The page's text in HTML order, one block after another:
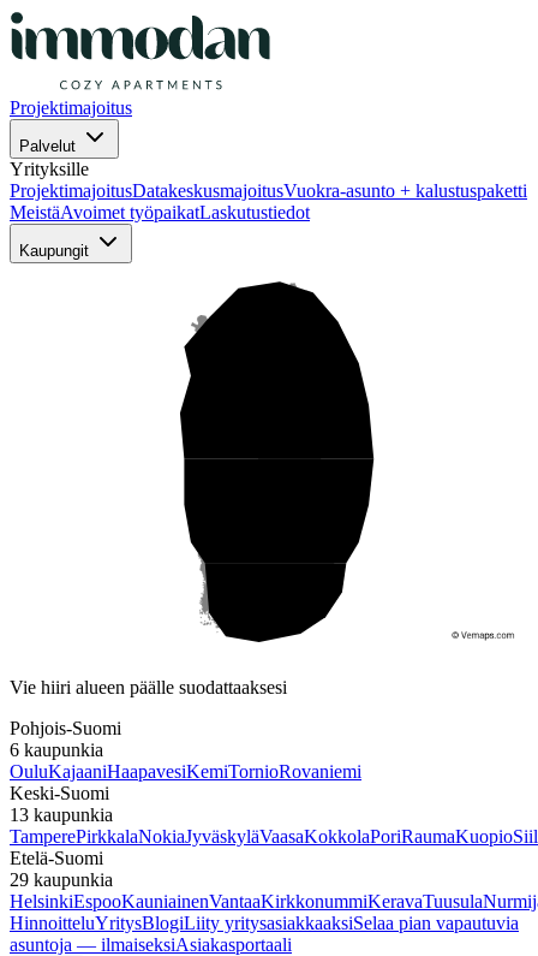
Projektimajoitus
Palvelut
Yrityksille
ProjektimajoitusDatakeskusmajoitusVuokra-asunto + kalustuspaketti
MeistäAvoimet työpaikatLaskutustiedot
Kaupungit
Vie hiiri alueen päälle suodattaaksesi
Pohjois-Suomi
6 kaupunkia
OuluKajaaniHaapavesiKemiTornioRovaniemi
Keski-Suomi
13 kaupunkia
TamperePirkkalaNokiaJyväskyläVaasaKokkolaPoriRaumaKuopio
Etelä-Suomi
29 kaupunkia
HelsinkiEspooKauniainenVantaaKirkkonummiKeravaTuusula
HinnoitteluYritysBlogiLiity yritysasiakkaaksiSelaa pian vapautuvia
asuntoja — ilmaiseksiAsiakasportaali